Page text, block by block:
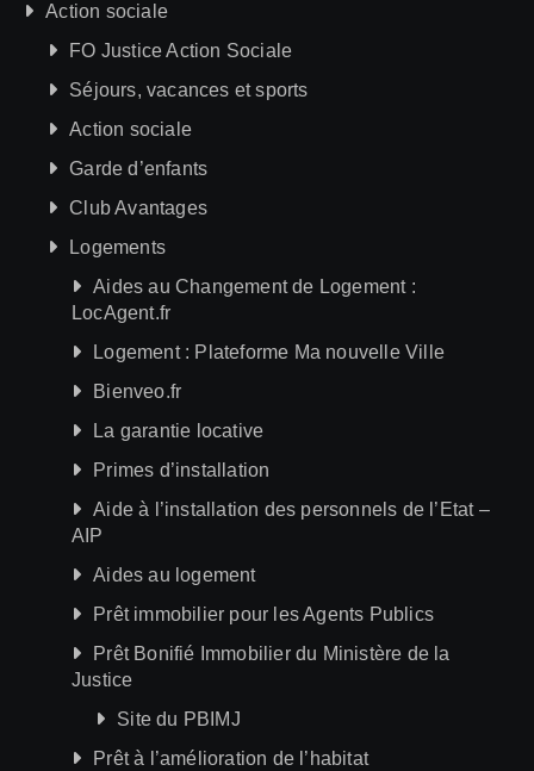
Action sociale
FO Justice Action Sociale
Séjours, vacances et sports
Action sociale
Garde d’enfants
Club Avantages
Logements
Aides au Changement de Logement :
LocAgent.fr
Logement : Plateforme Ma nouvelle Ville
Bienveo.fr
La garantie locative
Primes d’installation
Aide à l’installation des personnels de l’Etat –
AIP
Aides au logement
Prêt immobilier pour les Agents Publics
Prêt Bonifié Immobilier du Ministère de la
Justice
Site du PBIMJ
Prêt à l’amélioration de l’habitat